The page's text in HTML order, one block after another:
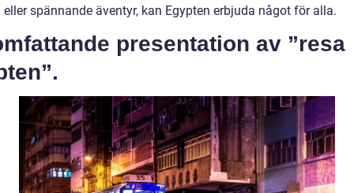
eller spännande äventyr, kan Egypten erbjuda något för alla.
presentation av ”resa